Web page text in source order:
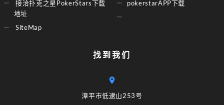
接洽扑克之星PokerStars下载
地址
SiteMap
pokerstarAPP下载
找到我们
漳平市低逮山253号